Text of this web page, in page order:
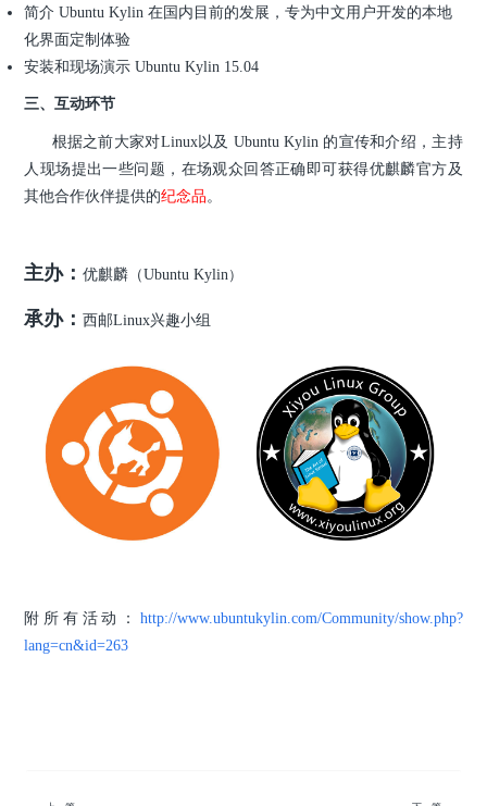
简介 Ubuntu Kylin 在国内目前的发展，专为中文用户开发的本地
化界面定制体验
安装和现场演示 Ubuntu Kylin 15.04
三、互动环节
根据之前大家对Linux以及 Ubuntu Kylin 的宣传和介绍，主持
人现场提出一些问题，在场观众回答正确即可获得优麒麟官方及
其他合作伙伴提供的纪念品 。
主办：优麒麟（Ubuntu Kylin）
承办：西邮Linux兴趣小组
附所有活动： http://www.ubuntukylin.com/Community/show.php?
lang=cn&id=263